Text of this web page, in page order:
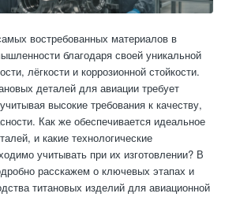
востребованных материалов в
благодаря своей уникальной
лёгкости и коррозионной стойкости.
деталей для авиации требует
высокие требования к качеству,
Как же обеспечивается идеальное
и какие технологические
учитывать при их изготовлении? В
расскажем о ключевых этапах и
титановых изделий для авиационной